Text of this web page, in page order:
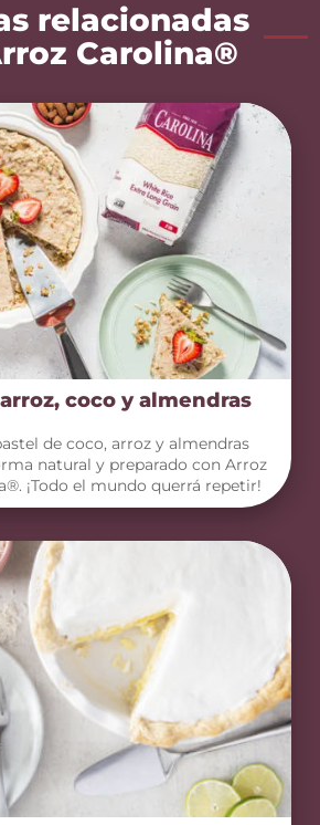
relacionadas
Carolina®
coco y almendras
de coco, arroz y almendras
natural y preparado con Arroz
¡Todo el mundo querrá repetir!